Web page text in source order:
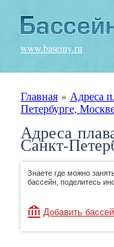
www.baseiny.ru
Главная » Адреса
Петербурге,
Адреса
Санкт-
Знаете где можно
бассейн, поделитесь
Добавить